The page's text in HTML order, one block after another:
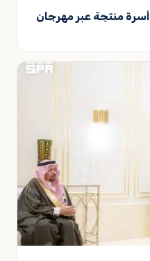
بنك التنمية الاجتماعية يمكّن 15 أسرة منتجة عبر مهرجان